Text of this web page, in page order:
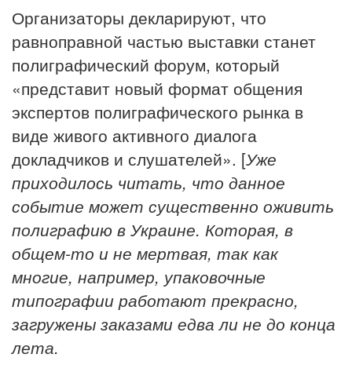
Организаторы декларируют, что
равноправной частью выставки станет
полиграфический форум, который
«представит новый формат общения
экспертов полиграфического рынка в
виде живого активного диалога
докладчиков и слушателей». [Уже
приходилось читать, что данное
событие может существенно оживить
полиграфию в Украине. Которая, в
общем-то и не мертвая, так как
многие, например, упаковочные
типографии работают прекрасно,
загружены заказами едва ли не до конца
лета.